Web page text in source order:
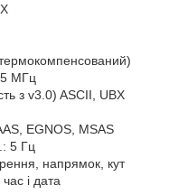
МГц
з v3.0) ASCII, UBX
EGNOS, MSAS
5 Гц
напрямок, кут
і дата